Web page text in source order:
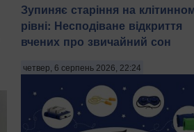
Зупиняє старіння на
рівні: Несподіване відкриття
вчених про звичайний сон
четвер, 6 серпень 2026, 22:24